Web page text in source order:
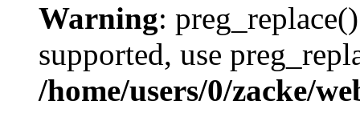
Warning:
supported, use
/home/users/0/zacke/